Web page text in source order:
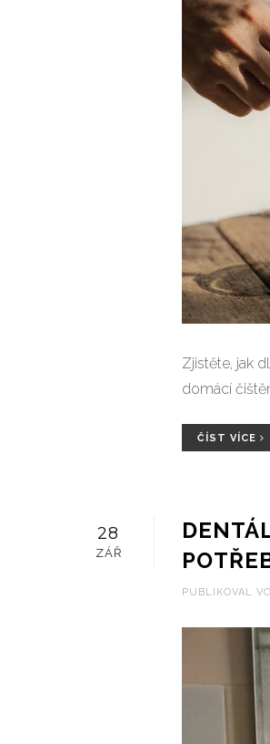
Zjistěte, jak
domácí
ČÍST VÍCE
28
ZÁŘ
PUBLIKOVAL